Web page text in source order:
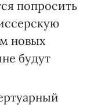
попросить
новых
будут